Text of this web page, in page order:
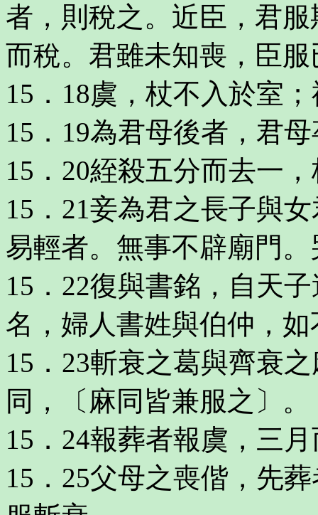
者，則稅之。近臣，君
而稅。君雖未知喪，臣服
15．18虞，杖不入於室
15．19為君母後者，君
15．20絰殺五分而去一
15．21妾為君之長子與
易輕者。無事不辟廟門
15．22復與書銘，自天
名，婦人書姓與伯仲，
15．23斬衰之葛與齊衰
同，〔麻同皆兼服之〕。
15．24報葬者報虞，三
15．25父母之喪偕，先